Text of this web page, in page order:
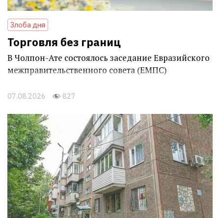
Злоба дня
Торговля без границ
В Чолпон-Ате состоялось заседание Евразийского
межправительственного совета (ЕМПС)
07.08.2026 827